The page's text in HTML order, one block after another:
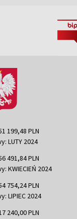
199,48 PLN
LUTY 2024
491,84 PLN
KWIECIEŃ 2024
754,24 PLN
LIPIEC 2024
240,00 PLN